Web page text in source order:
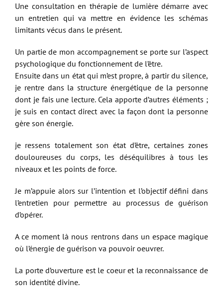
Une consultation en thérapie de lumière démarre avec
un entretien qui va mettre en évidence les schémas
limitants vécus dans le présent.
Un partie de mon accompagnement se porte sur l’aspect
psychologique du fonctionnement de l’être.
Ensuite dans un état qui m’est propre, à partir du silence,
je rentre dans la structure énergétique de la personne
dont je fais une lecture. Cela apporte d’autres éléments ;
je suis en contact direct avec la façon dont la personne
gère son énergie.
je ressens totalement son état d’être, certaines zones
douloureuses du corps, les déséquilibres à tous les
niveaux et les points de force.
Je m’appuie alors sur l’intention et l’objectif défini dans
l’entretien pour permettre au processus de guérison
d’opérer.
A ce moment là nous rentrons dans un espace magique
où l’énergie de guérison va pouvoir oeuvrer.
La porte d’ouverture est le coeur et la reconnaissance de
son identité divine.